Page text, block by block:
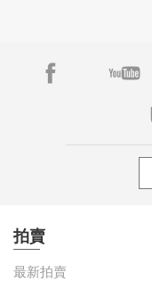
拍賣
最新拍賣